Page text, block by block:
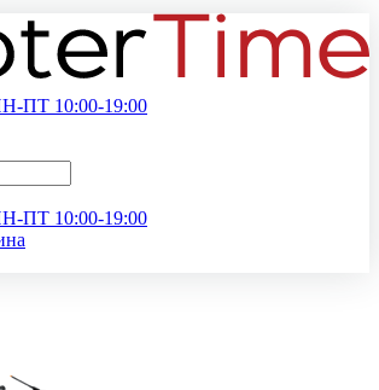
ПТ 10:00-19:00
ПТ 10:00-19:00